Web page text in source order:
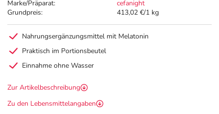
Marke/Präparat:
cefanight
Grundpreis:
413,02 €/1 kg
Nahrungsergänzungsmittel mit Melatonin
Praktisch im Portionsbeutel
Einnahme ohne Wasser
Zur Artikelbeschreibung
Zu den Lebensmittelangaben